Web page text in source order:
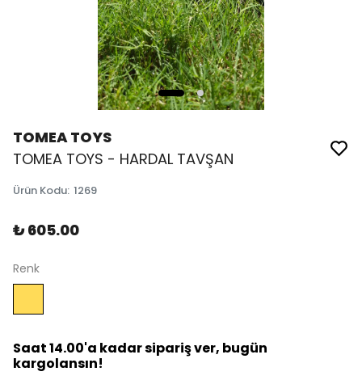
TOMEA TOYS
TOMEA TOYS - HARDAL TAVŞAN
Ürün Kodu: 1269
₺ 605.00
Renk
Saat 14.00'a kadar sipariş ver, bugün
kargolansın!